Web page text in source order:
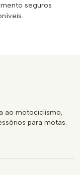
seguros
ao motociclismo,
para motas.